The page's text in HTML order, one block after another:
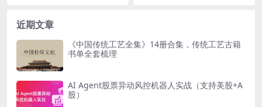
近期文章
《中国传统工艺全集》14册合集，传统工艺古籍
书单全套梳理
AI Agent股票异动风控机器人实战（支持美股+A
股）